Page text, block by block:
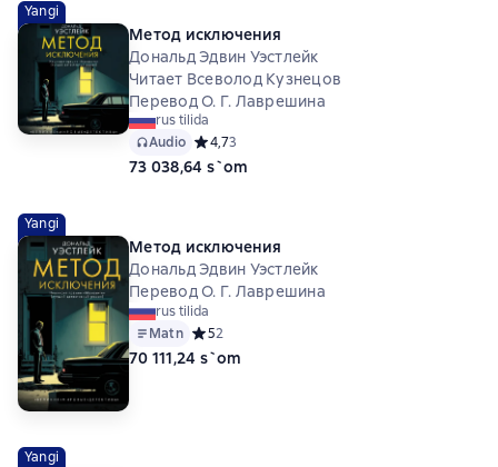
Yangi
Метод исключения
Дональд Эдвин Уэстлейк
Читает Всеволод Кузнецов
Перевод О. Г. Лаврешина
rus tilida
Audio Средний рейтинг 4,7 на основе 3 оценок
4,73
73 038,64 s`om
Yangi
Метод исключения
Дональд Эдвин Уэстлейк
Перевод О. Г. Лаврешина
rus tilida
Matn Средний рейтинг 5 на основе 2 оценок
52
70 111,24 s`om
Yangi